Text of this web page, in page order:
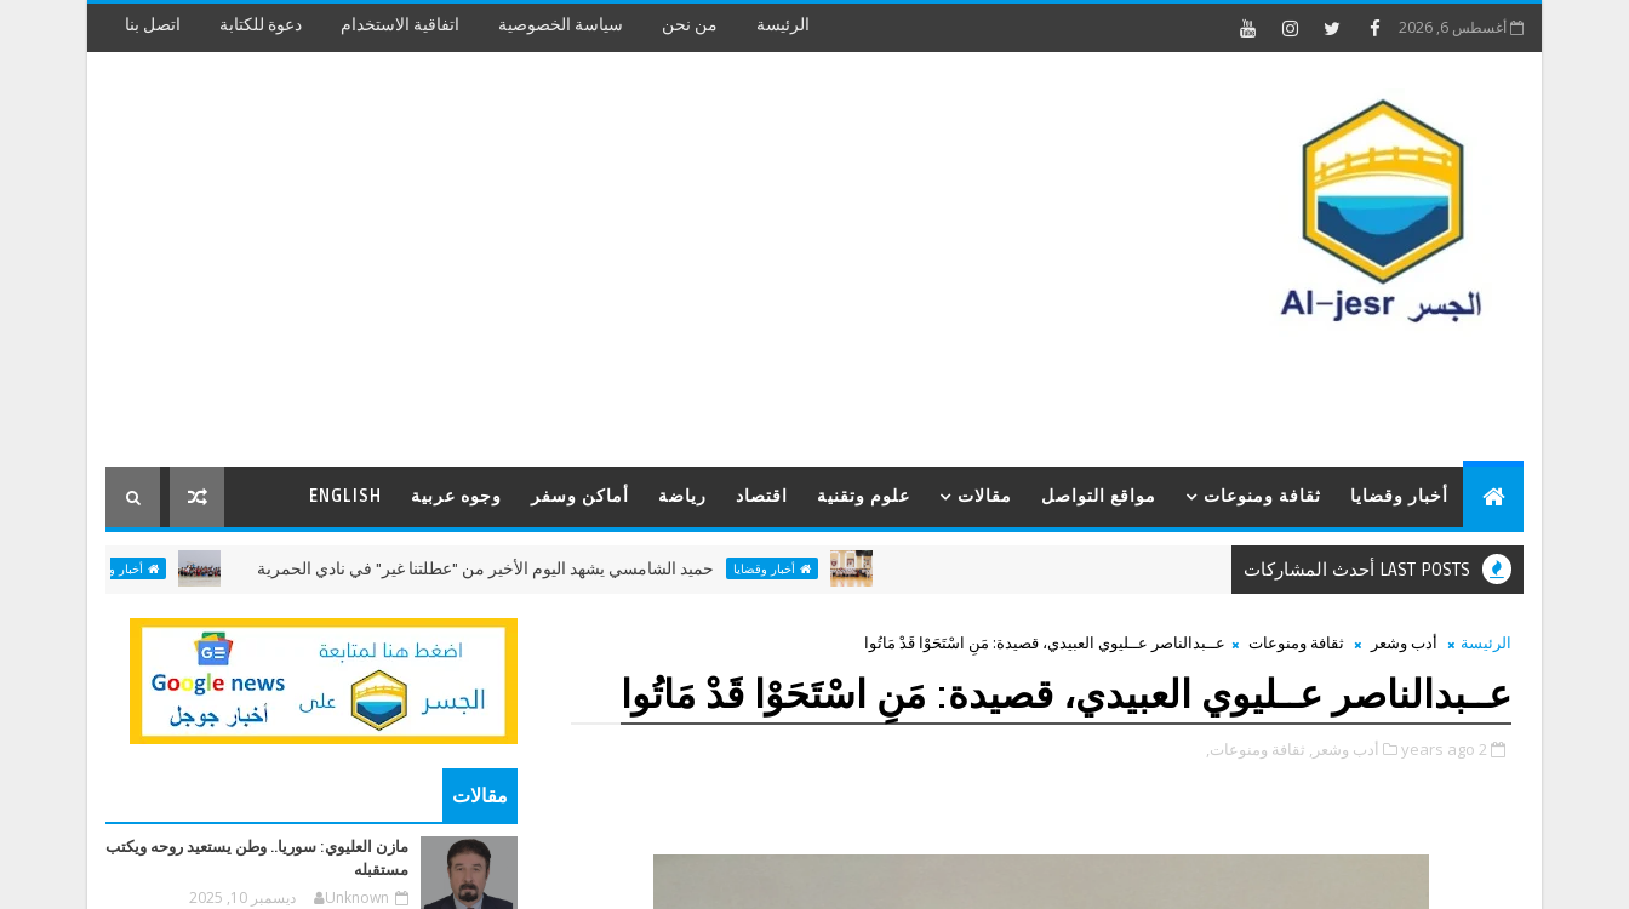
أغسطس 6, 2026 الرئيسة من نحن سياسة الخصوصية اتفاقية الاستخدام دعوة للكتابة اتصل بنا
أخبار وقضايا ثقافة ومنوعات مواقع التواصل مقالات علوم وتقنية اقتصاد رياضة أماكن وسفر وجوه عربية ENGLISH
LAST POSTS أحدث المشاركات أخبار وقضايا حميد الشامسي يشهد اليوم الأخير من "عطلتنا غير" في نادي الحمرية أخبار وقضايا مختبر "الألعاب
الرئيسة أدب وشعر ثقافة ومنوعات عــبدالناصر عــليوي العبيدي، قصيدة: مَنِ اسْتَحَوْا قَدْ مَاتُوا
عــبدالناصر عــليوي العبيدي، قصيدة: مَنِ اسْتَحَوْا قَدْ مَاتُوا
2 years ago أدب وشعر, ثقافة ومنوعات,
مقالات
مازن العليوي: سوريا.. وطن يستعيد روحه ويكتب
مستقبله
Unknown ديسمبر 10, 2025